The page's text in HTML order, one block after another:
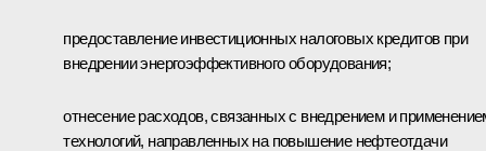
предоставление инвестиционных налоговых кредитов при
внедрении энергоэффективного оборудования;
отнесение расходов, связанных с внедрением и
технологий, направленных на повышение нефтеотдачи